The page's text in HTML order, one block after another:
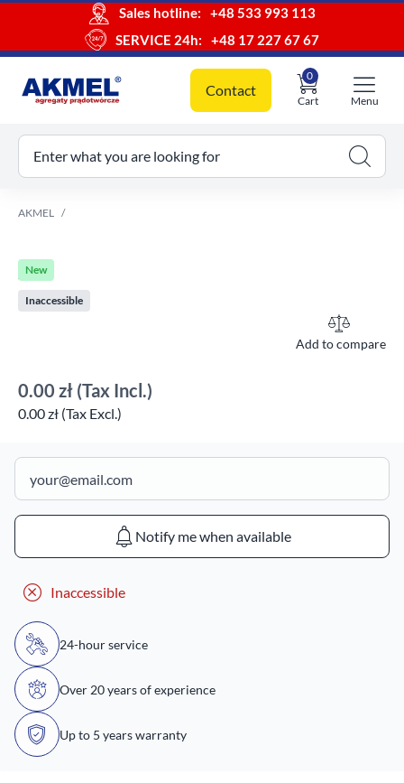
Sales hotline:
+48 533 993 113
SERVICE 24h:
+48 17 227 67 67
Contact
Cart
0
cart
Menu
Enter what you are looking for
AKMEL
New
Inaccessible
Add to compare
0.00 zł (Tax Incl.)
0.00 zł (Tax Excl.)
Notify me when available
Inaccessible
24-hour service
Over 20 years of experience
Up to 5 years warranty